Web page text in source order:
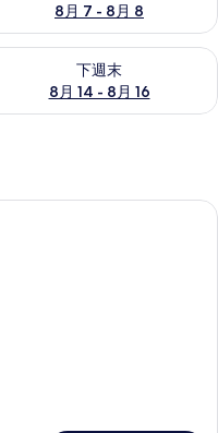
8月 7 - 8月 8
下週末
8月 14 - 8月 16
下週末 8月 14 - 8月 16的
夾萬、遮光窗簾/窗簾、隔音、熨